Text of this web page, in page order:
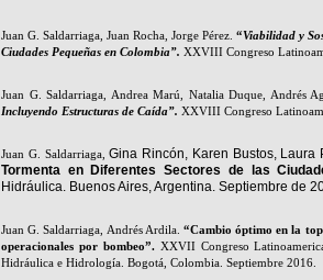
Juan G. Saldarriaga,Juan Rocha, Jorge Pérez.“Viabilidad y
Ciudades Pequeñas en Colombia”. XXVIII Congreso
Juan G. Saldarriaga,
Andrea Marú, Natalia Duque, Andrés
Incluyendo Estructuras de Caída”. XXVIII Congreso
Juan G. Saldarriaga,Gina Rincón, Karen Bustos, Laura
Tormenta en Diferentes Sectores de las
Hidráulica. Buenos Aires, Argentina. Septiembre de
Juan G. Saldarriaga, Andrés Ardila. “Cambio óptimo en la
operacionales por bombeo”. XXVII Congreso
Hidráulica e Hidrología. Bogotá, Colombia. Septiembre 2016.